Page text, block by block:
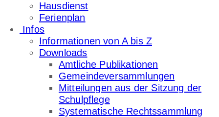
Hausdienst
Ferienplan
Infos
Informationen von A bis Z
Downloads
Amtliche Publikationen
Gemeindeversammlungen
Mitteilungen aus der Sitzung der
Schulpflege
Systematische Rechtssammlung